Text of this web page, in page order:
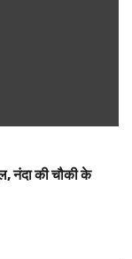
नंदा की चौकी के